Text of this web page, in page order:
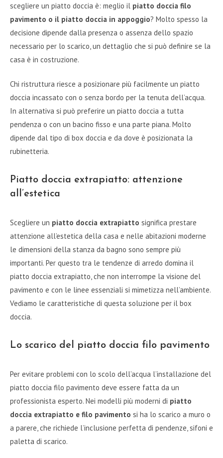
scegliere un piatto doccia è: meglio il piatto doccia filo
pavimento o il piatto doccia in appoggio? Molto spesso la
decisione dipende dalla presenza o assenza dello spazio
necessario per lo scarico, un dettaglio che si può definire se la
casa è in costruzione.
Chi ristruttura riesce a posizionare più facilmente un piatto
doccia incassato con o senza bordo per la tenuta dell’acqua.
In alternativa si può preferire un piatto doccia a tutta
pendenza o con un bacino fisso e una parte piana. Molto
dipende dal tipo di box doccia e da dove è posizionata la
rubinetteria.
Piatto doccia extrapiatto: attenzione
all’estetica
Scegliere un piatto doccia extrapiatto significa prestare
attenzione all’estetica della casa e nelle abitazioni moderne
le dimensioni della stanza da bagno sono sempre più
importanti. Per questo tra le tendenze di arredo domina il
piatto doccia extrapiatto, che non interrompe la visione del
pavimento e con le linee essenziali si mimetizza nell’ambiente.
Vediamo le caratteristiche di questa soluzione per il box
doccia.
Lo scarico del piatto doccia filo pavimento
Per evitare problemi con lo scolo dell’acqua l’installazione del
piatto doccia filo pavimento deve essere fatta da un
professionista esperto. Nei modelli più moderni di piatto
doccia extrapiatto e filo pavimento si ha lo scarico a muro o
a parere, che richiede l’inclusione perfetta di pendenze, sifoni e
paletta di scarico.